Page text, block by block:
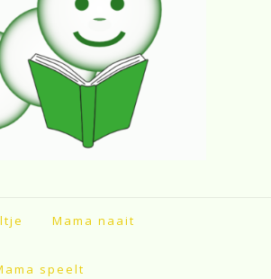
Mama naait
speelt